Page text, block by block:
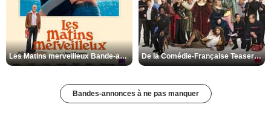
Les Matins merveilleux Bande-annonce VF De la Comédie-Française Teaser VF
Bandes-annonces à ne pas manquer